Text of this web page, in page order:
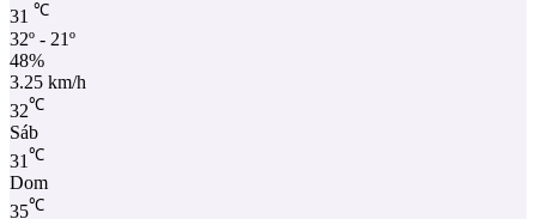
31 ℃
32º - 21º
48%
3.25 km/h
32℃
Sáb
31 ℃
Dom
35℃